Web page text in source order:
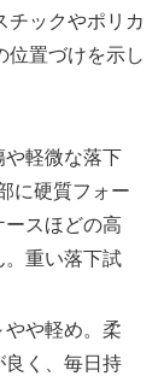
チックやポリカ
位置づけを示し
や軽微な落下
に硬質フォー
ースほどの高
。重い落下試
や軽め。柔
良く、毎日持